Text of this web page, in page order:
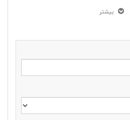
نوشته شده باشد، انجیل را به گونه ای
دریافته‌ام که وقتی از هنر استفاده
تراکت‌ها استفاده می‌کنم، مردم تمایل
متأسفانه، مردم یک کتاب (یا یک
بیشتر